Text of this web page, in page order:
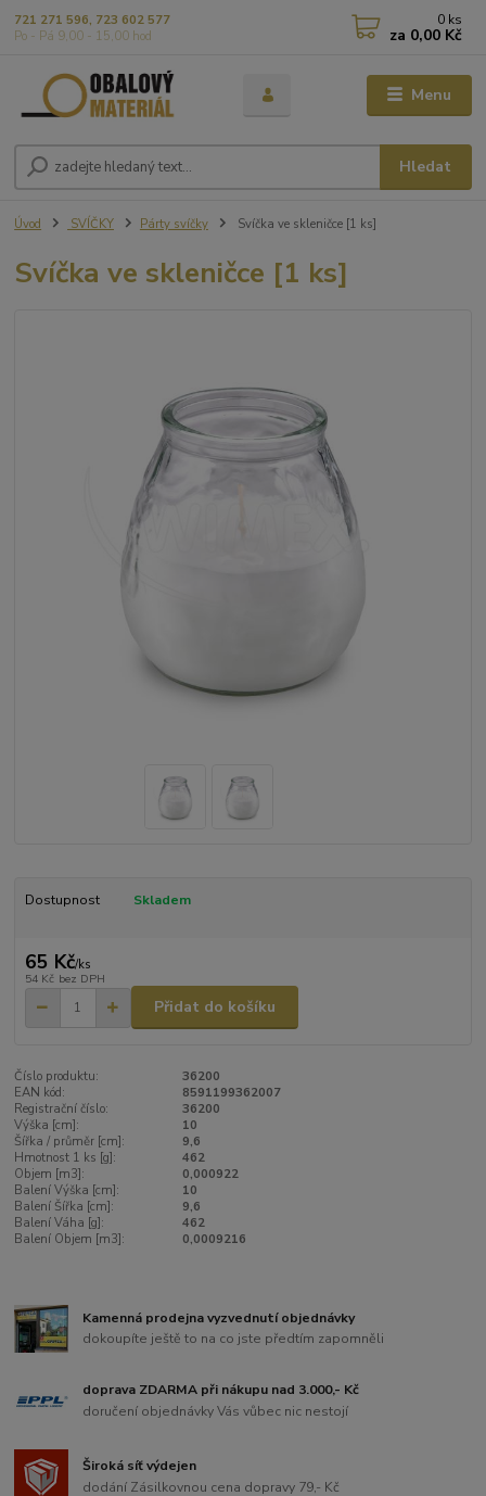
Menu
Hledat
721 271 596, 723 602 577
Po - Pá 9,00 - 15,00 hod
0 ks
za 0,00 Kč
Úvod SVÍČKY Párty svíčky Svíčka ve skleničce [1 ks]
Svíčka ve skleničce [1 ks]
Dostupnost Skladem
65 Kč/ks
54 Kč bez DPH
Přidat do košíku
Číslo produktu:
36200
EAN kód:
8591199362007
Registrační číslo:
36200
Výška [cm]:
10
Šířka / průměr [cm]:
9,6
Hmotnost 1 ks [g]:
462
Objem [m3]:
0,000922
Balení Výška [cm]:
10
Balení Šířka [cm]:
9,6
Balení Váha [g]:
462
Balení Objem [m3]:
0,0009216
Kamenná prodejna vyzvednutí objednávky
dokoupíte ještě to na co jste předtím zapomněli
doprava ZDARMA při nákupu nad 3.000,- Kč
doručení objednávky Vás vůbec nic nestojí
Široká síť výdejen
dodání Zásilkovnou cena dopravy 79,- Kč